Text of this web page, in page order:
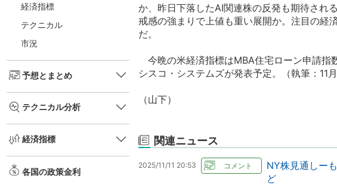
経済指標
テクニカル
市況
予想とまとめ
テクニカル分析
経済指標
各国の政策金利
か、昨日下落したAI関連株の反発も期待され
戒感の強まりで上値も重い展開か。注目の経
だ。
今晩の米経済指標はMBA住宅ローン申請指
シスコ・システムズが発表予定。（執筆：11
（山下）
関連ニュース
2025/11/11 20:53
NY株見通しー
ど